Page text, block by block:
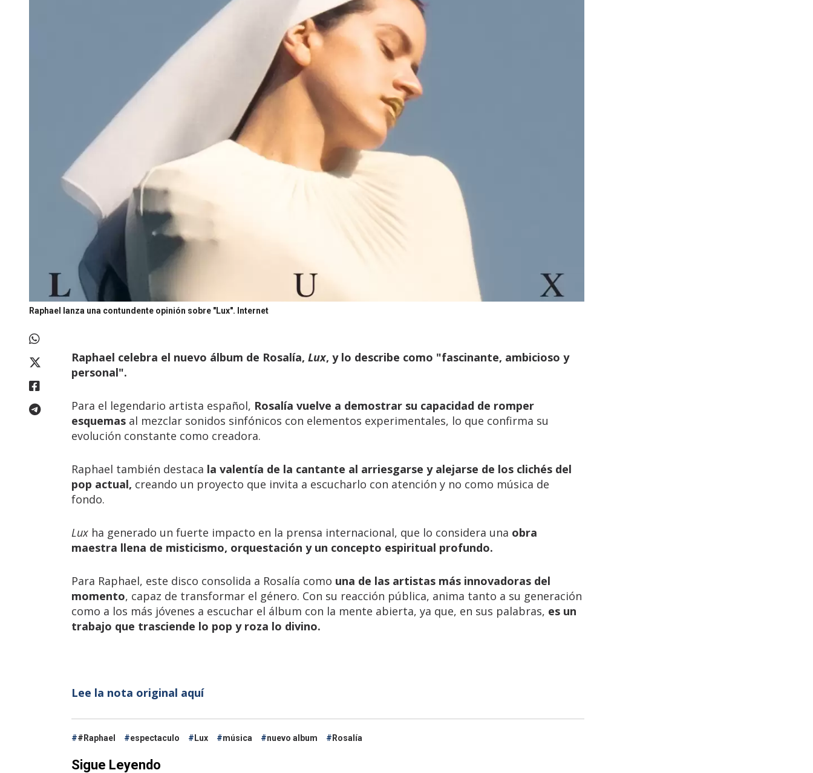
Raphael lanza una contundente opinión sobre "Lux". Internet
Raphael celebra el nuevo álbum de Rosalía, Lux, y lo describe como "fascinante, ambicioso y
personal".
Para el legendario artista español, Rosalía vuelve a demostrar su capacidad de romper
esquemas al mezclar sonidos sinfónicos con elementos experimentales, lo que confirma su
evolución constante como creadora.
Raphael también destaca la valentía de la cantante al arriesgarse y alejarse de los clichés del
pop actual, creando un proyecto que invita a escucharlo con atención y no como música de
fondo.
Lux ha generado un fuerte impacto en la prensa internacional, que lo considera una obra
maestra llena de misticismo, orquestación y un concepto espiritual profundo.
Para Raphael, este disco consolida a Rosalía como una de las artistas más innovadoras del
momento, capaz de transformar el género. Con su reacción pública, anima tanto a su generación
como a los más jóvenes a escuchar el álbum con la mente abierta, ya que, en sus palabras, es un
trabajo que trasciende lo pop y roza lo divino.
Lee la nota original aquí
#Raphael espectaculo Lux música nuevo album Rosalía
Sigue Leyendo